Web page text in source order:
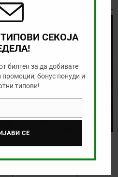
07.08.2026)
на послабите европски
СЕКОЈА
билтен за да добивате
бонус понуди и
типови!
СЕ